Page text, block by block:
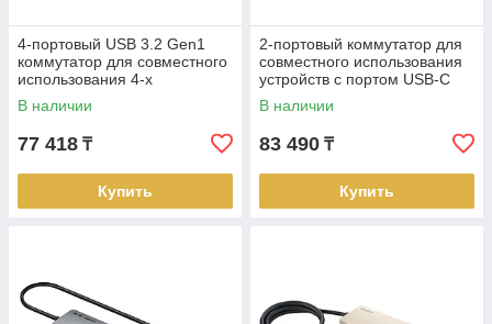
4-портовый USB 3.2 Gen1
коммутатор для совместного
использования 4-х
периферийных устройств
US434 ATEN
В наличии
77 418 ₸
Купить
2-портовый коммутатор для
совместного использования
устройств с портом USB-C
Gen 2 US3342 ATEN
В наличии
83 490 ₸
Купить